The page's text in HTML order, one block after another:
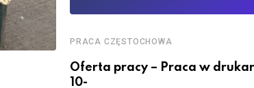
PRACA CZĘSTOCHOWA
Oferta pracy – Praca w
10-